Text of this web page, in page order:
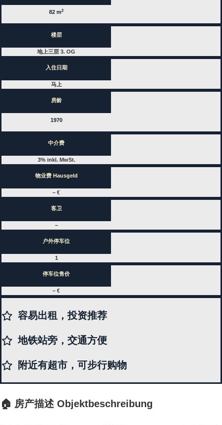
82 m2
楼层
地上三层 3. OG
入住日期
马上
房龄
1970
中介费
3% inkl. MwSt.
物业费 Hausgeld
– €
客卫
–
户外停车位
1
停车位售价
– €
容易出租，投资推荐
地铁站旁，交通方便
附近有超市，可步行购物
🏠 房产描述 Objektbeschreibung